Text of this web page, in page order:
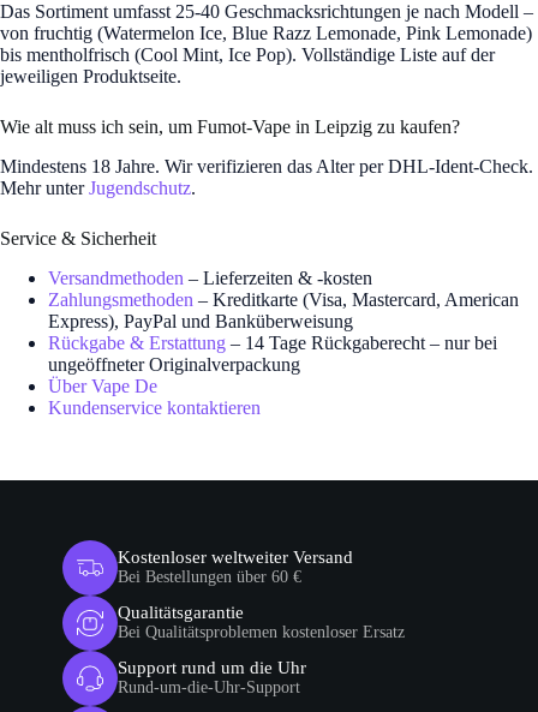
Das Sortiment umfasst 25-40 Geschmacksrichtungen je nach Modell –
von fruchtig (Watermelon Ice, Blue Razz Lemonade, Pink Lemonade)
bis mentholfrisch (Cool Mint, Ice Pop). Vollständige Liste auf der
jeweiligen Produktseite.
Wie alt muss ich sein, um Fumot-Vape in Leipzig zu kaufen?
Mindestens 18 Jahre. Wir verifizieren das Alter per DHL-Ident-Check.
Mehr unterJugendschutz.
Service & Sicherheit
Versandmethoden – Lieferzeiten & -kosten
Zahlungsmethoden – Kreditkarte (Visa, Mastercard, American
Express), PayPal und Banküberweisung
Rückgabe & Erstattung – 14 Tage Rückgaberecht – nur bei
ungeöffneter Originalverpackung
Über Vape De
Kundenservice kontaktieren
Kostenloser weltweiter Versand
Bei Bestellungen über 60 €
Qualitätsgarantie
Bei Qualitätsproblemen kostenloser Ersatz
Support rund um die Uhr
Rund-um-die-Uhr-Support